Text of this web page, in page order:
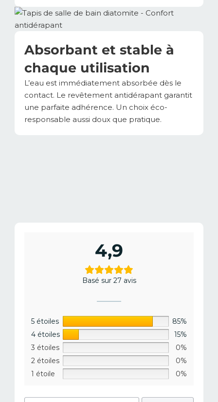
Absorbant et stable à
chaque utilisation
L’eau est immédiatement absorbée dès le
contact. Le revêtement antidérapant garantit
une parfaite adhérence. Un choix éco-
responsable aussi doux que pratique.
4,9
Basé sur 27 avis
5 étoiles
85%
4 étoiles
15%
3 étoiles
0%
2 étoiles
0%
1 étoile
0%